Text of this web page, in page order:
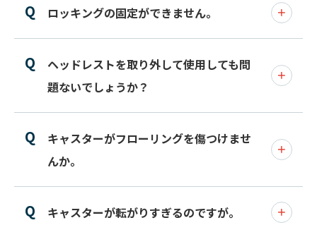
ロッキングの固定ができません。
ヘッドレストを取り外して使用しても問
題ないでしょうか？
キャスターがフローリングを傷つけませ
んか。
キャスターが転がりすぎるのですが。